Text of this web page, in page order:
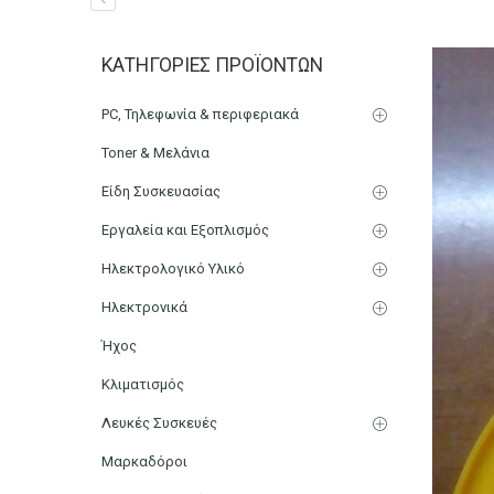
Χερούλι για Καπάκι
Οικιακός
ΚΑΤΗΓΟΡΊΕΣ ΠΡΟΪΌΝΤΩΝ
PC, Τηλεφωνία & περιφεριακά
Toner & Μελάνια
Είδη Συσκευασίας
Εργαλεία και Εξοπλισμός
Ηλεκτρολογικό Υλικό
Ηλεκτρονικά
Ήχος
Κλιματισμός
Λευκές Συσκευές
Μαρκαδόροι